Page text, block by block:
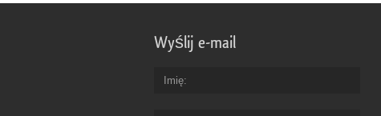
Wyślij e-mail
Imię